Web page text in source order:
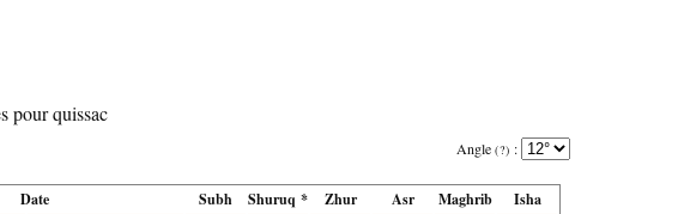
pour quissac
Angle (?) :
Date Subh Shuruq * Zhur Asr Maghrib Isha